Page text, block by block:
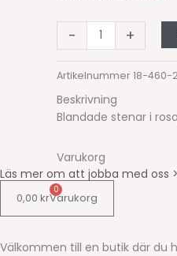
- +
Artikelnummer18-460-
Beskrivning
Blandade stenar i
Varukorg
Läs mer om att jobba med oss
0,00 kr
0
Varukorg
Välkommen till en butik där du